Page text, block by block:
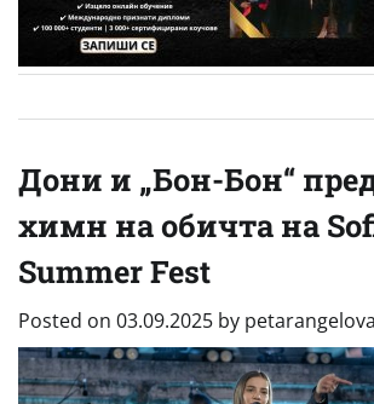
Дони и „Бон-Бон“
химн на обичта на
Summer Fest
Posted on 03.09.2025 by